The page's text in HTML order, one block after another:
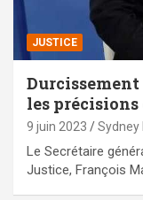
JUSTICE
Durcissement
les
9 juin 2023 Sydney
Le Secrétaire
Justice, François